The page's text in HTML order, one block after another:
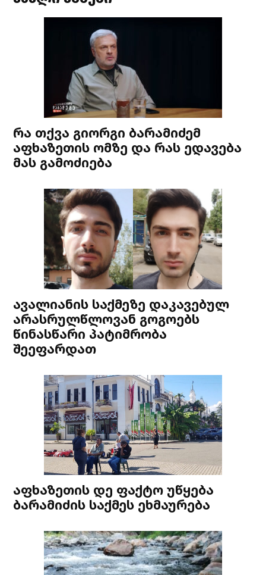
რა თქვა გიორგი ბარამიძემ
აფხაზეთის ომზე და რას ედავება
მას გამოძიება
ავალიანის საქმეზე დაკავებულ
არასრულწლოვან გოგოებს
წინასწარი პატიმრობა
შეეფარდათ
აფხაზეთის დე ფაქტო უწყება
ბარამიძის საქმეს ეხმაურება